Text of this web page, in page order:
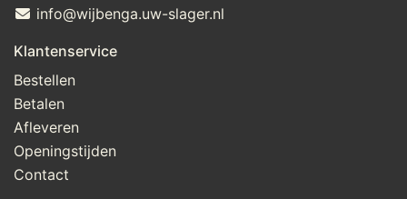
info@wijbenga.uw-slager.nl
Klantenservice
Bestellen
Betalen
Afleveren
Openingstijden
Contact